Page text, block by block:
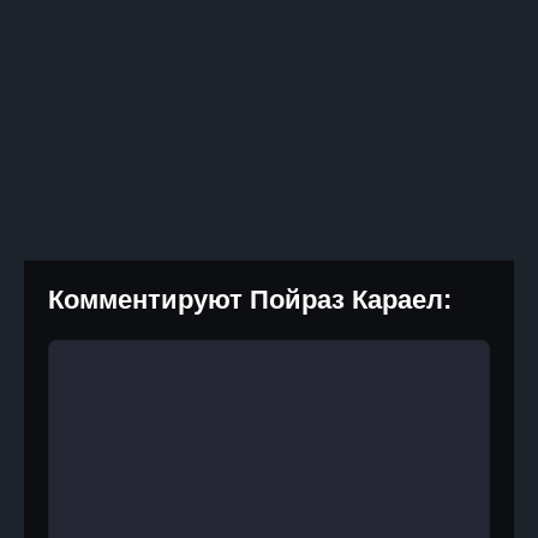
Комментируют Пойраз Караел: